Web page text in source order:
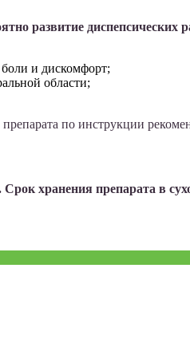
развитие
и дискомфорт;
области;
по инструкции
хранения препарата в